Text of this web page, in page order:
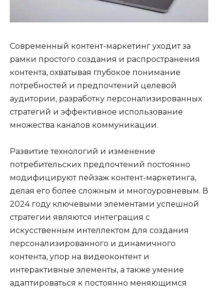
Современный контент-маркетинг уходит за
рамки простого создания и распространения
контента, охватывая глубокое понимание
потребностей и предпочтений целевой
аудитории, разработку персонализированных
стратегий и эффективное использование
множества каналов коммуникации.
Развитие технологий и изменение
потребительских предпочтений постоянно
модифицируют пейзаж контент-маркетинга,
делая его более сложным и многоуровневым. В
2024 году ключевыми элементами успешной
стратегии являются интеграция с
искусственным интеллектом для создания
персонализированного и динамичного
контента, упор на видеоконтент и
интерактивные элементы, а также умение
адаптироваться к постоянно меняющимся